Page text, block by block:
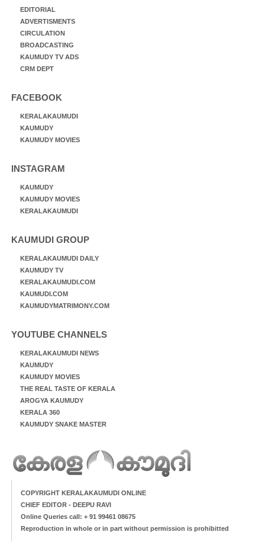
EDITORIAL
ADVERTISMENTS
CIRCULATION
BROADCASTING
KAUMUDY TV ADS
CRM DEPT
FACEBOOK
KERALAKAUMUDI
KAUMUDY
KAUMUDY MOVIES
INSTAGRAM
KAUMUDY
KAUMUDY MOVIES
KERALAKAUMUDI
KAUMUDI GROUP
KERALAKAUMUDI DAILY
KAUMUDY TV
KERALAKAUMUDI.COM
KAUMUDI.COM
KAUMUDYMATRIMONY.COM
YOUTUBE CHANNELS
KERALAKAUMUDI NEWS
KAUMUDY
KAUMUDY MOVIES
THE REAL TASTE OF KERALA
AROGYA KAUMUDY
KERALA 360
KAUMUDY SNAKE MASTER
COPYRIGHT KERALAKAUMUDI ONLINE
CHIEF EDITOR - DEEPU RAVI
Online Queries call: + 91 99461 08675
Reproduction in whole or in part without permission is prohibitted